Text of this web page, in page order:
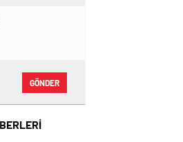
GÖNDER